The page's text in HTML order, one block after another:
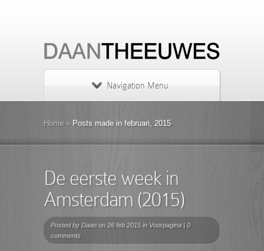
Navigation Menu
Home » Posts made in februari, 2015
De eerste week in
Amsterdam (2015)
Posted by Daan on 26 feb 2015 in Voorpagina| 0
comments